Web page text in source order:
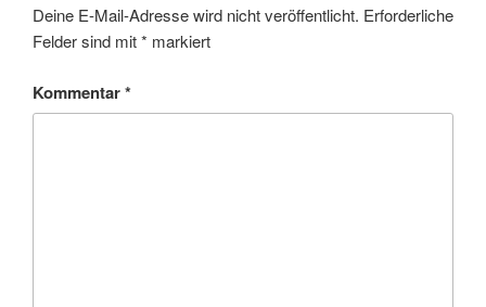
Deine E-Mail-Adresse wird nicht veröffentlicht. Erforderliche
Felder sind mit* markiert
Kommentar*